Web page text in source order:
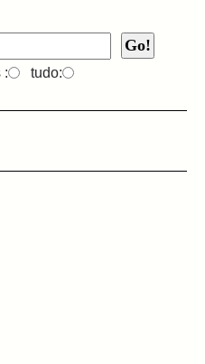
: tudo: